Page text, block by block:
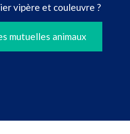
vipère et couleuvre ?
mutuelles animaux